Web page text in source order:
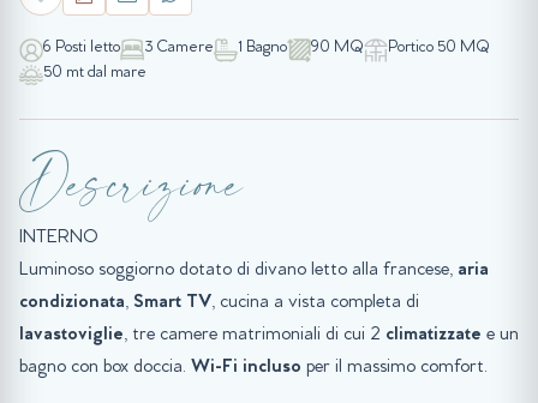
6 Posti letto 3 Camere 1 Bagno 90 MQ
Portico 50 MQ
50 mt dal mare
Descrizione
INTERNO
Luminoso soggiorno dotato di divano letto alla francese, aria
condizionata, Smart TV, cucina a vista completa di
lavastoviglie, tre camere matrimoniali di cui 2 climatizzate e un
bagno con box doccia. Wi-Fi incluso per il massimo comfort.